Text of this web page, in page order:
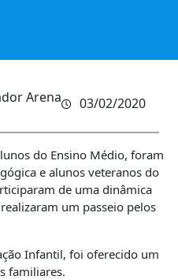
Arena 03/02/2020
do Ensino Médio, foram
e alunos veteranos do
de uma dinâmica
um passeio pelos
Infantil, foi oferecido um
familiares.